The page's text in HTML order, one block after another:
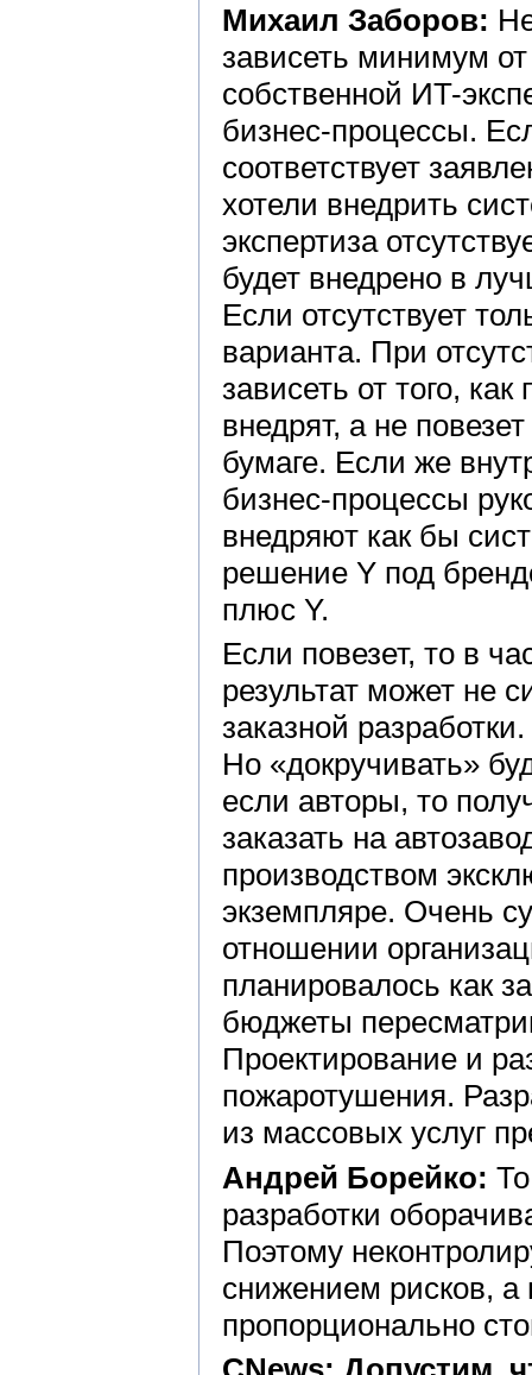
Михаил Заборов:
зависеть минимум
собственной ИT-
бизнес-процессы.
соответствует
хотели внедрить
экспертиза
будет внедрено в
Если отсутствует
варианта. При
зависеть от того,
внедрят, а не
бумаге. Если же
бизнес-процессы
внедряют как бы
решение Y под
плюс Y.
Если повезет, то в
результат может не
заказной
Но «докручивать»
если авторы, то
заказать на
производством
экземпляре. Очень
отношении
планировалось как
бюджеты
Проектирование и
пожаротушения.
из массовых услуг
Андрей Борейко:
разработки
Поэтому
снижением рисков, а
пропорционально